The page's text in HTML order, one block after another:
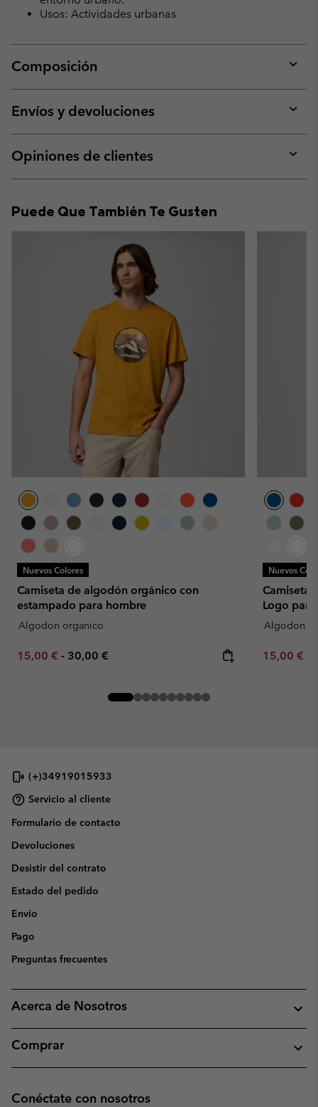
Usos: Actividades urbanas
Composición
or
Envíos y devoluciones
or
Opiniones de clientes
or
Puede Que También Te Gusten
Nuevos Colores
Camiseta de algodón orgánico con
estampado para hombre
Algodon organico
Minimum sale price:
15,00 € - Maximum price:
30,00 €
Nuevos
Camiseta
Logo
Algodon
Minimum
15,00 €
(+)34919015933
Servicio al cliente
Formulario de contacto
Devoluciones
Desistir del contrato
Estado del pedido
Envío
Pago
Preguntas frecuentes
Acerca de Nosotros
Comprar
Conéctate con nosotros